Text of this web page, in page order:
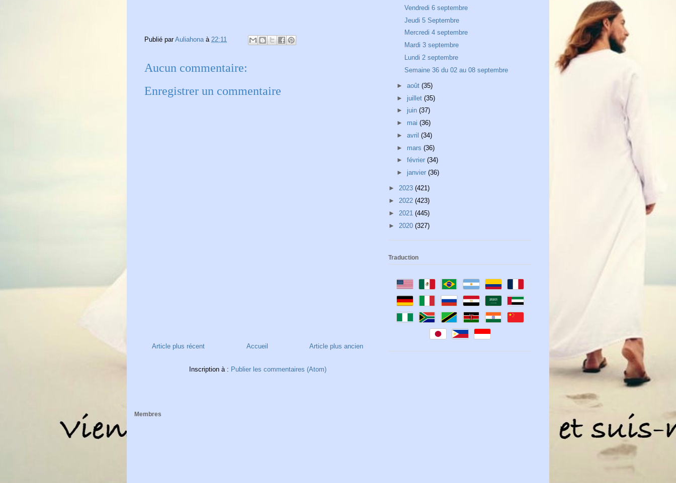
Publié parAuliahona à 22:11
Aucun commentaire:
Enregistrer un commentaire
Article plus récent Article plus ancien
Accueil
Inscription à : Publier les commentaires (Atom)
Vendredi 6 septembre
Jeudi 5 Septembre
Mercredi 4 septembre
Mardi 3 septembre
Lundi 2 septembre
Semaine 36 du 02 au 08 septembre
► août (35)
► juillet (35)
► juin (37)
► mai (36)
► avril (34)
► mars (36)
► février (34)
► janvier (36)
► 2023 (421)
► 2022 (423)
► 2021 (445)
► 2020 (327)
Traduction
Membres